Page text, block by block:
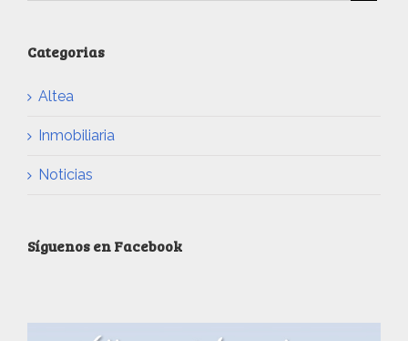
Categorias
Altea
Inmobiliaria
Noticias
Síguenos en Facebook